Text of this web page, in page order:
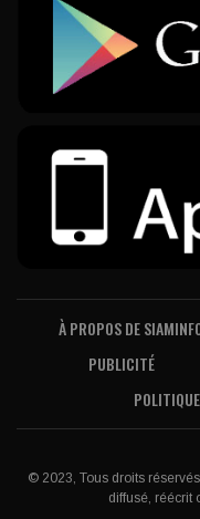
À PROPOS DE
PUBLICITÉ
© 2023, Tous droits
diffusé, réécrit